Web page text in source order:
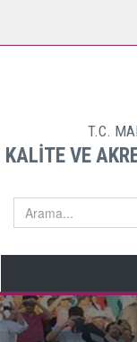
T.C.
KALİTE VE